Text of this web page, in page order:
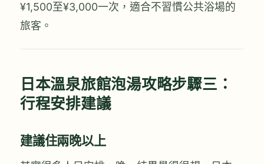
¥1,500至¥3,000一次，適合不習慣公共浴場的
旅客。
日本溫泉旅館泡湯攻略步驟三：
行程安排建議
建議住兩晚以上